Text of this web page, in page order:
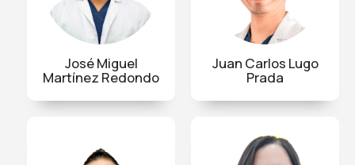
José Miguel
Martínez Redondo
Juan Carlos Lugo
Prada